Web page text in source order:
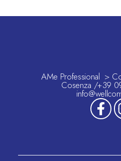
AMe Professional >
Cosenza /+39